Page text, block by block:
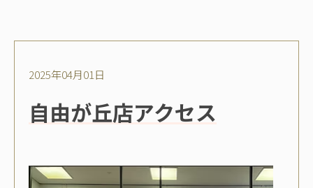
2025年04月01日
自由が丘店アクセス